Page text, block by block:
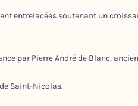
entrelacées soutenant un
par Pierre André de Blanc,
Saint-Nicolas.